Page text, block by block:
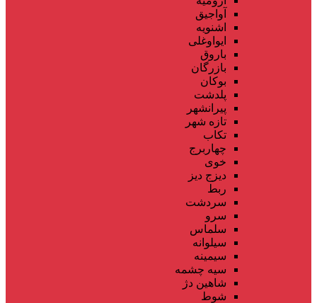
آواجیق
اشنویه
ایواوغلی
باروق
بازرگان
بوکان
پلدشت
پیرانشهر
تازه شهر
تکاب
چهاربرج
خوی
دیزج دیز
ربط
سردشت
سرو
سلماس
سیلوانه
سیمینه
سیه چشمه
شاهین دژ
شوط